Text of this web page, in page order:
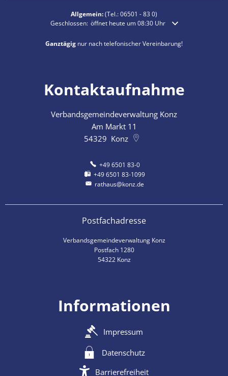
Allgemein:(Tel.:06501 - 83 0)
Klicken, um weitere Öffnungs- oder Schließzeiten
Geschlossen: öffnet heute um 08:30 Uhr
Ganztägig nur nach telefonischer Vereinbarung!
Kontaktaufnahme
Verbandsgemeindeverwaltung Konz
Am Markt 11
54329 Konz
+49 6501 83-0
+49 6501 83-1099
rathaus@konz.de
Postfachadresse
Verbandsgemeindeverwaltung Konz
Postfach 1280
54322 Konz
Informationen
Impressum
Datenschutz
Barrierefreiheit